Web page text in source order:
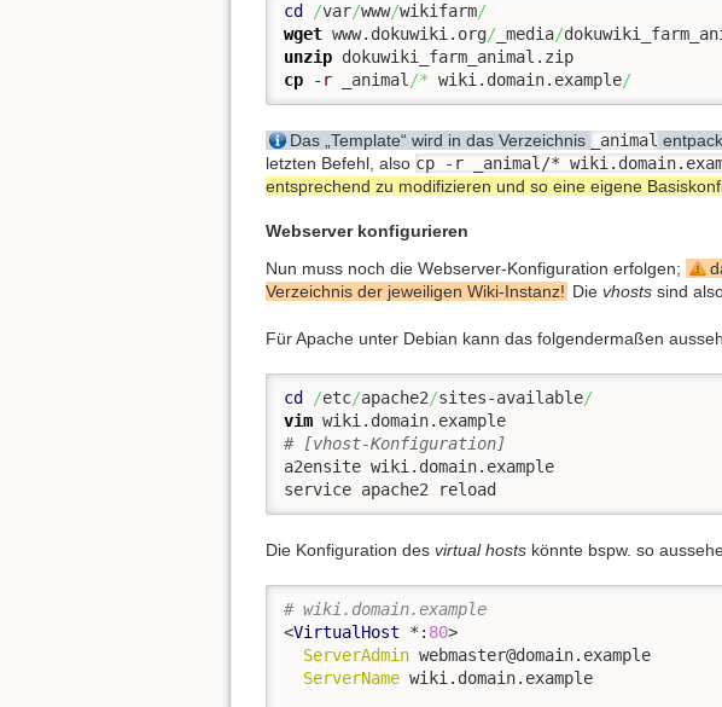
cd /var/www/wikifarm/
wget www.dokuwiki.org/ _media/
unzip
cp
-r _animal/* wiki.domain.example/
Das „Template“ wird in das Verzeichnis _animal
letzten Befehl, also cp -r _animal/*
entsprechend zu modifizieren und so eine eigene
Webserver konfigurieren
Nun muss noch die Webserver-Konfiguration erfolgen;
Verzeichnis der jeweiligen Wiki-Instanz! Die vhosts sind
Für Apache unter Debian kann das folgendermaßen
cd /etc/apache2/sites-available/
vim
# [vhost-Konfiguration]
a2ensite wiki.domain.example
service apache2 reload
Die Konfiguration des virtual hosts könnte bspw. so
# wiki.domain.example
<VirtualHost *: 80>
ServerAdmin webmaster@domain.example
ServerName wiki.domain.example